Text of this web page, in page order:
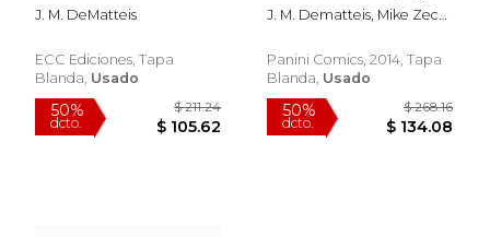
J. M. DeMatteis
ECC Ediciones, Tapa
Blanda, Usado
J. M. Dematteis, Mike Zeck,
Alan Kupperberg, Ron
Wilson
Panini Comics, 2014, Tapa
Blanda, Usado